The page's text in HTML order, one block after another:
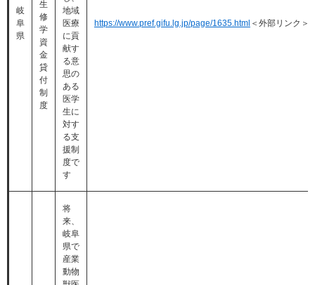
岐
阜
県
生
修
学
資
金
貸
付
制
度
地域
医療
に貢
献す
る意
思の
ある
医学
生に
対す
る支
援制
度で
す
https://www.pref.gifu.lg.jp/page/1635.html ＜外部リンク＞
将
来、
岐阜
県で
産業
動物